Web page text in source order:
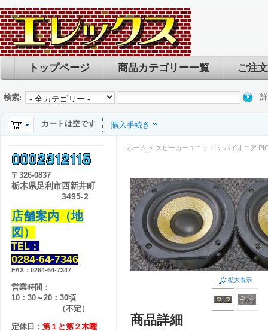
トップページ 商品カテゴリー一覧 ご注
検索:
カートは空です 購入手続き
ホーム スピーカーユニット パイオニア
拡大表示
商品詳細
〒 326-0837
栃木県足利市西新井町
3495-2
店舗案内（地
図）
TEL：
0284-64-7346
FAX：0284-64-7347
営業時間：
10：30～20：30頃
（不定）
定休日： 第１と第２木曜